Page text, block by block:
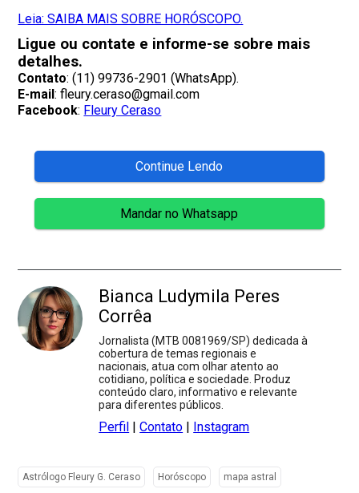
Leia: SAIBA MAIS SOBRE HORÓSCOPO.
Ligue ou contate e informe-se sobre mais
detalhes.
Contato: (11) 99736-2901 (WhatsApp).
E-mail: fleury.ceraso@gmail.com
Facebook: Fleury Ceraso
Continue Lendo
Mandar no Whatsapp
Bianca Ludymila Peres
Corrêa
Jornalista (MTB 0081969/SP) dedicada à
cobertura de temas regionais e
nacionais, atua com olhar atento ao
cotidiano, política e sociedade. Produz
conteúdo claro, informativo e relevante
para diferentes públicos.
Perfil |Contato | Instagram
Astrólogo Fleury G. Ceraso Horóscopo mapa astral